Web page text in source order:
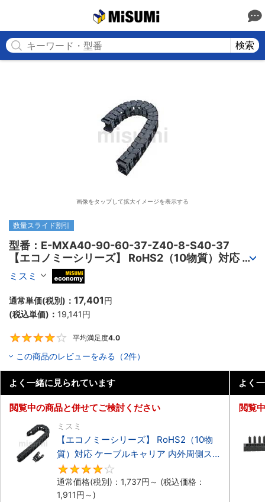
検索
画像をタップして拡大イメージを表示する
数量スライド割引
型番：E-MXA40-90-60-37-Z40-8-S40-37
【エコノミーシリーズ】 RoHS2（10物質）対応 ケ
ーブルキャリア 低発塵・低騒音タイプ
ミスミ
通常単価(税別)： 17,401円
(税込単価)： 19,141円
平均満足度4.0
この商品のレビューをみる（2件）
よく一緒に見られています
閲覧中の商品と併せてご検討ください
ミスミ
【エコノミーシリーズ】 RoHS2（10物
質）対応 ケーブルキャリア 内外周側ス
ナップ開閉タイプ
通常価格(税別)： 1,737円 ～ (税込価格：
1,911円 ～)
よく
閲覧